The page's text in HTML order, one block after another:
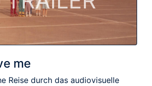
me
Reise durch das audiovisuelle